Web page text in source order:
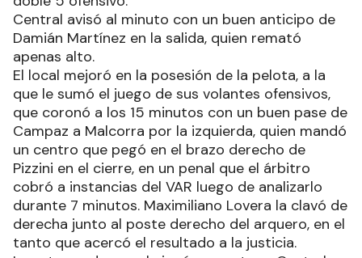
Central avisó al minuto con un buen anticipo de
Damián Martínez en la salida, quien remató
apenas alto.
El local mejoró en la posesión de la pelota, a la
que le sumó el juego de sus volantes ofensivos,
que coronó a los 15 minutos con un buen pase de
Campaz a Malcorra por la izquierda, quien mandó
un centro que pegó en el brazo derecho de
Pizzini en el cierre, en un penal que el árbitro
cobró a instancias del VAR luego de analizarlo
durante 7 minutos. Maximiliano Lovera la clavó de
derecha junto al poste derecho del arquero, en el
tanto que acercó el resultado a la justicia.